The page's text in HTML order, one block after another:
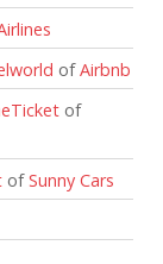
ofAirbnb
of
ofSunny Cars